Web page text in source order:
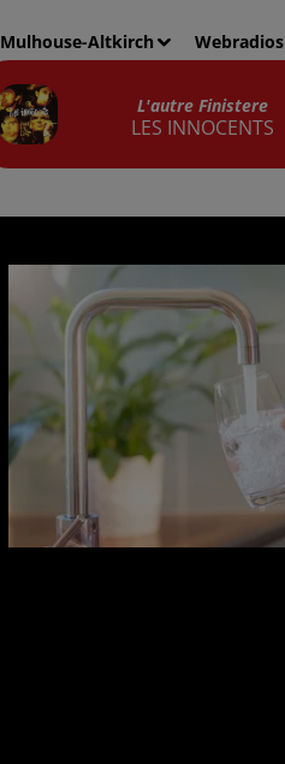
Mulhouse-Altkirch Webradios
L'autre Finistere
LES INNOCENTS